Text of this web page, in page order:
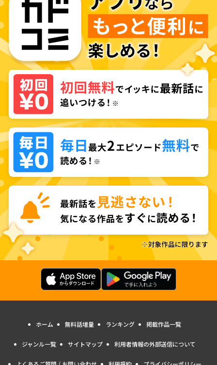
ホーム 無料話増量 ランキング 掲載作品一覧
ジャンル一覧 サイトマップ 利用者情報の外部送信について